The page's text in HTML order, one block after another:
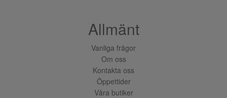
Allmänt
Vanliga frågor
Om oss
Kontakta oss
Öppettider
Våra butiker